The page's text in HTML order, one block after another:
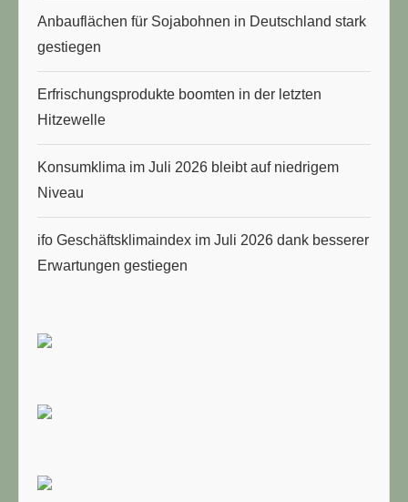
Anbauflächen für Sojabohnen in Deutschland stark
gestiegen
Erfrischungsprodukte boomten in der letzten
Hitzewelle
Konsumklima im Juli 2026 bleibt auf niedrigem
Niveau
ifo Geschäftsklimaindex im Juli 2026 dank besserer
Erwartungen gestiegen